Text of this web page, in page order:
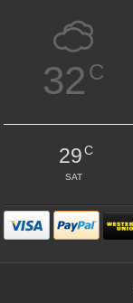
32 C
29C
SAT